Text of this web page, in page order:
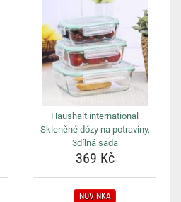
Haushalt international
Skleněné dózy na potraviny,
3dílná sada
369 Kč
NOVINKA